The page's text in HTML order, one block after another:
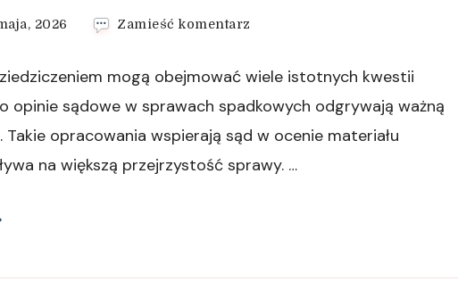
2026 Zamieść komentarz
sądowe
i
postępowanie
spadkowe
mogą obejmować wiele istotnych kwestii
opinie sądowe w sprawach spadkowych odgrywają ważną
opracowania wspierają sąd w ocenie materiału
na większą przejrzystość sprawy. …